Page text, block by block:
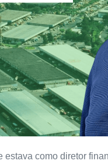
estava como diretor